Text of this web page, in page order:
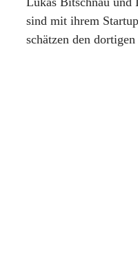
sind mit ihrem
schätzen den